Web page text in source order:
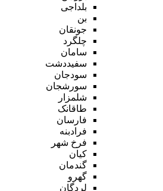
بلداجی
بن
جونقان
چلگرد
سامان
سفیددشت
سودجان
سورشجان
شلمزار
طاقانک
فارسان
فرادبنه
فرخ شهر
کیان
گندمان
گهرو
لردگان